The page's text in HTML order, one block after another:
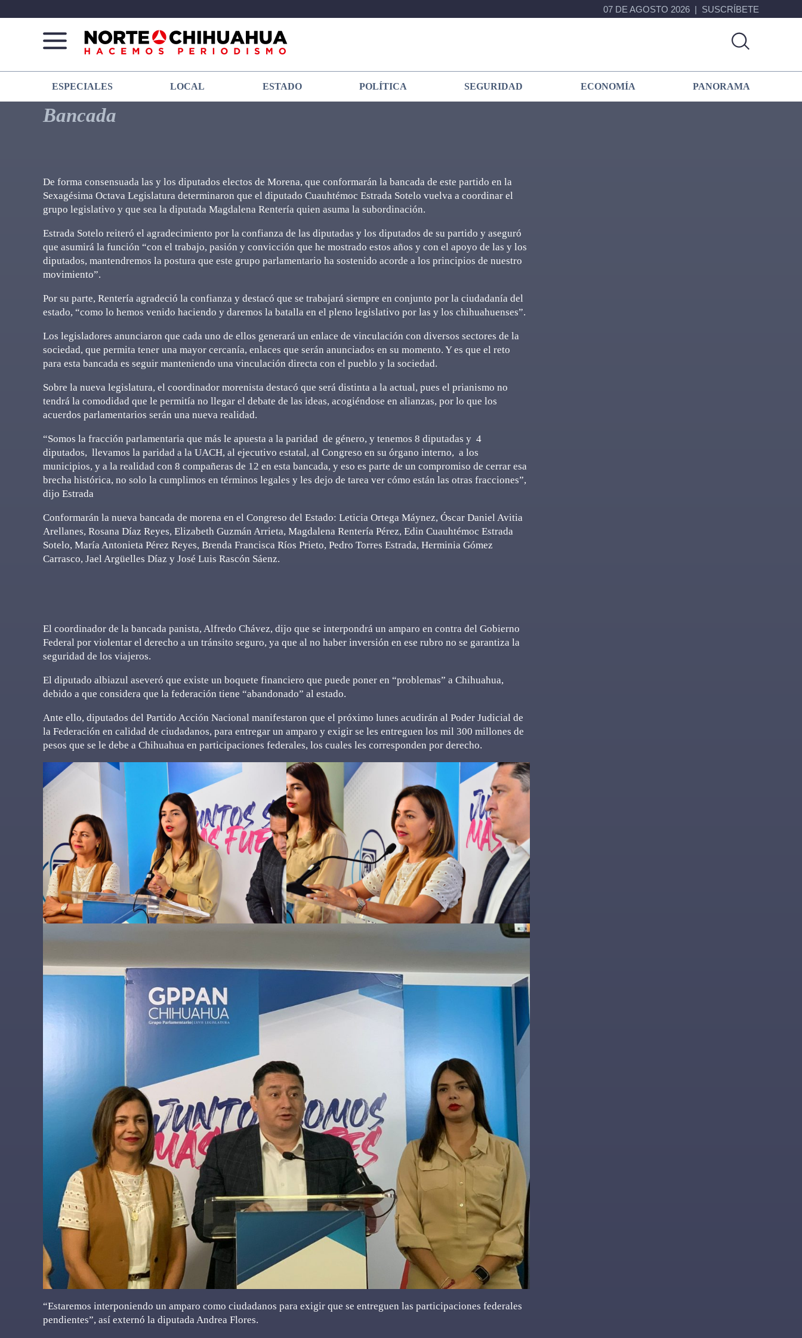
07 DE AGOSTO 2026 SUSCRÍBETE
Norte
De
Chihuahua
Más
que
noticias,
hacemos periodismo
ESPECIALES LOCAL ESTADO POLÍTICA SEGURIDAD ECONOMÍA PANORAMA
Bancada
De forma consensuada las y los diputados electos de Morena, que conformarán la bancada de este partido en la
Sexagésima Octava Legislatura determinaron que el diputado Cuauhtémoc Estrada Sotelo vuelva a coordinar el
grupo legislativo y que sea la diputada Magdalena Rentería quien asuma la subordinación.
Estrada Sotelo reiteró el agradecimiento por la confianza de las diputadas y los diputados de su partido y aseguró
que asumirá la función “con el trabajo, pasión y convicción que he mostrado estos años y con el apoyo de las y los
diputados, mantendremos la postura que este grupo parlamentario ha sostenido acorde a los principios de nuestro
movimiento”.
Por su parte, Rentería agradeció la confianza y destacó que se trabajará siempre en conjunto por la ciudadanía del
estado, “como lo hemos venido haciendo y daremos la batalla en el pleno legislativo por las y los chihuahuenses”.
Los legisladores anunciaron que cada uno de ellos generará un enlace de vinculación con diversos sectores de la
sociedad, que permita tener una mayor cercanía, enlaces que serán anunciados en su momento. Y es que el reto
para esta bancada es seguir manteniendo una vinculación directa con el pueblo y la sociedad.
Sobre la nueva legislatura, el coordinador morenista destacó que será distinta a la actual, pues el prianismo no
tendrá la comodidad que le permitía no llegar el debate de las ideas, acogiéndose en alianzas, por lo que los
acuerdos parlamentarios serán una nueva realidad.
“Somos la fracción parlamentaria que más le apuesta a la paridad de género, y tenemos 8 diputadas y 4
diputados, llevamos la paridad a la UACH, al ejecutivo estatal, al Congreso en su órgano interno, a los
municipios, y a la realidad con 8 compañeras de 12 en esta bancada, y eso es parte de un compromiso de cerrar esa
brecha histórica, no solo la cumplimos en términos legales y les dejo de tarea ver cómo están las otras fracciones”,
dijo Estrada
Conformarán la nueva bancada de morena en el Congreso del Estado: Leticia Ortega Máynez, Óscar Daniel Avitia
Arellanes, Rosana Díaz Reyes, Elizabeth Guzmán Arrieta, Magdalena Rentería Pérez, Edin Cuauhtémoc Estrada
Sotelo, María Antonieta Pérez Reyes, Brenda Francisca Ríos Prieto, Pedro Torres Estrada, Herminia Gómez
Carrasco, Jael Argüelles Díaz y José Luis Rascón Sáenz.
El coordinador de la bancada panista, Alfredo Chávez, dijo que se interpondrá un amparo en contra del Gobierno
Federal por violentar el derecho a un tránsito seguro, ya que al no haber inversión en ese rubro no se garantiza la
seguridad de los viajeros.
El diputado albiazul aseveró que existe un boquete financiero que puede poner en “problemas” a Chihuahua,
debido a que considera que la federación tiene “abandonado” al estado.
Ante ello, diputados del Partido Acción Nacional manifestaron que el próximo lunes acudirán al Poder Judicial de
la Federación en calidad de ciudadanos, para entregar un amparo y exigir se les entreguen los mil 300 millones de
pesos que se le debe a Chihuahua en participaciones federales, los cuales les corresponden por derecho.
“Estaremos interponiendo un amparo como ciudadanos para exigir que se entreguen las participaciones federales
pendientes”, así externó la diputada Andrea Flores.